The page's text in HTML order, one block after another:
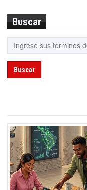
Buscar
Buscar